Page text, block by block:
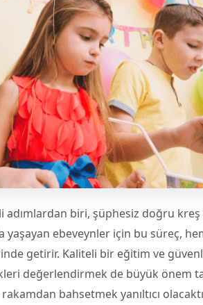
biri, şüphesiz doğru kreş
yaşayan ebeveynler için bu süreç,
getirir. Kaliteli bir eğitim ve
değerlendirmek de büyük önem
bahsetmek yanıltıcı